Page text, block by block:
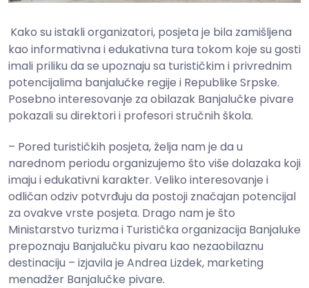
Kako su istakli organizatori, posjeta je bila zamišljena
kao informativna i edukativna tura tokom koje su gosti
imali priliku da se upoznaju sa turističkim i privrednim
potencijalima banjalučke regije i Republike Srpske.
Posebno interesovanje za obilazak Banjalučke pivare
pokazali su direktori i profesori stručnih škola.
– Pored turističkih posjeta, želja nam je da u
narednom periodu organizujemo što više dolazaka koji
imaju i edukativni karakter. Veliko interesovanje i
odličan odziv potvrđuju da postoji značajan potencijal
za ovakve vrste posjeta. Drago nam je što
Ministarstvo turizma i Turistička organizacija Banjaluke
prepoznaju Banjalučku pivaru kao nezaobilaznu
destinaciju – izjavila je Andrea Lizdek, marketing
menadžer Banjalučke pivare.